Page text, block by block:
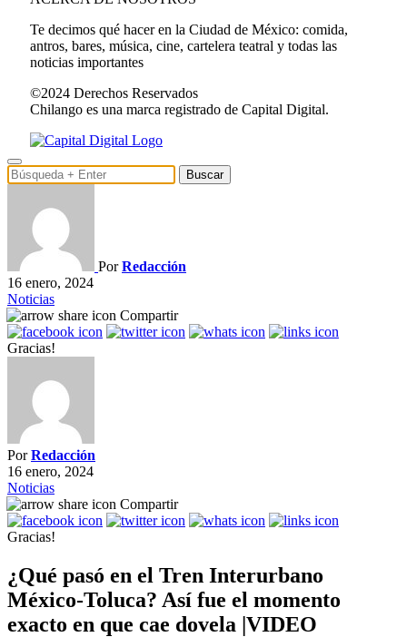
Te decimos qué hacer en la Ciudad de México: comida,
antros, bares, música, cine, cartelera teatral y todas las
noticias importantes
©2024 Derechos Reservados
Chilango es una marca registrado de Capital Digital.
Buscar
PorRedacción
16 enero, 2024
Noticias
Compartir
Gracias!
PorRedacción
16 enero, 2024
Noticias
Compartir
Gracias!
¿Qué pasó en el Tren Interurbano
México-Toluca? Así fue el momento
exacto en que cae dovela |VIDEO